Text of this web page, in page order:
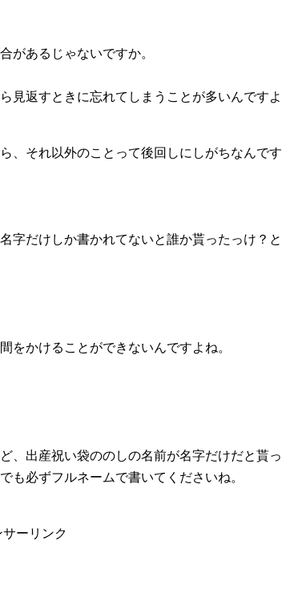
があるじゃないですか。
見返すときに忘れてしまうことが多いんですよ
、それ以外のことって後回しにしがちなんです
字だけしか書かれてないと誰か貰ったっけ？と
をかけることができないんですよね。
、出産祝い袋ののしの名前が名字だけだと貰っ
も必ずフルネームで書いてくださいね。
サーリンク